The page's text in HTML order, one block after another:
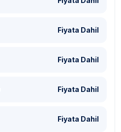
Fiyata Dahil
Fiyata Dahil
Fiyata Dahil
Fiyata Dahil